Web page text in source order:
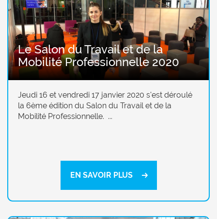
Le Salon du Travail et de la
Mobilité Professionnelle 2020
Jeudi 16 et vendredi 17 janvier 2020 s'est déroulé
la 6ème édition du Salon du Travail et de la
Mobilité Professionnelle. ...
EN SAVOIR PLUS